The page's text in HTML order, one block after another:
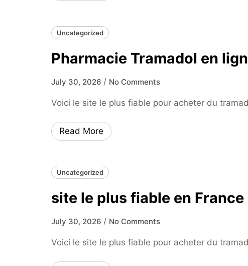
Uncategorized
Pharmacie Tramadol en
July 30, 2026 / No Comments
Voici le site le plus fiable pour acheter du
Read More
Uncategorized
site le plus fiable en
July 30, 2026 / No Comments
Voici le site le plus fiable pour acheter du